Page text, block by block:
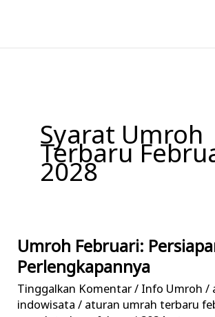
konten
Syarat Umroh
Terbaru
2028
Umroh Februari:
Perlengkapannya
Tinggalkan Komentar/ Info Umroh /
indowisata/ aturan umrah terbaru
Umroh
Februari:
Persiapan
&